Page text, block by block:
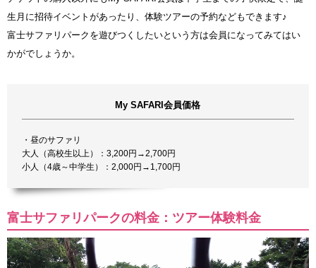
生月に招待イベントがあったり、体験ツアーの予約などもできます♪
富士サファリパークを遊びつくしたいという方は会員になってみてはい
かがでしょうか。
My SAFARI会員価格
・昼のサファリ
大人（高校生以上）：3,200円→2,700円
小人（4歳～中学生）：2,000円→1,700円
富士サファリパークの料金：ツアー体験料金